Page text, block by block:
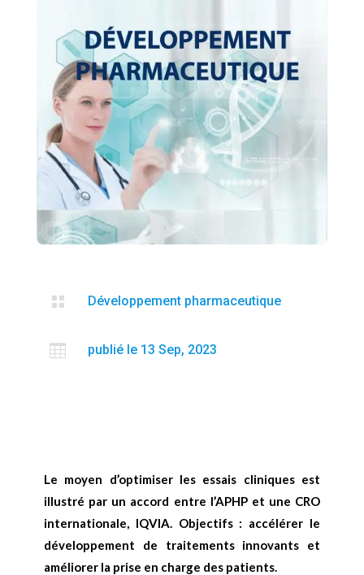
 Développement pharmaceutique
 publié le 13 Sep, 2023
Le moyen d’optimiser les essais cliniques est
illustré par un accord entre l’APHP et une CRO
internationale, IQVIA. Objectifs : accélérer le
développement de traitements innovants et
améliorer la prise en charge des patients.